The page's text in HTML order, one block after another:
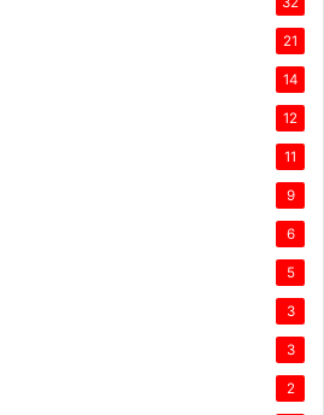
21
14
12
11
9
6
5
3
3
2